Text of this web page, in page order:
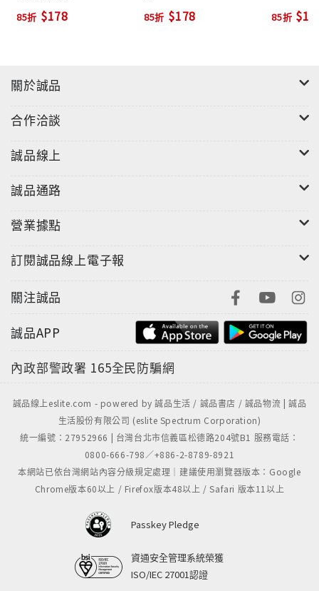
85折 $178 85折 $178 85折
關於誠品
合作洽談
誠品線上
誠品通路
營業據點
訂閱誠品線上電子報
關注誠品
誠品APP
內政部警政署 165全民防騙網
誠品線上eslite.com - powered by 誠品生活 / 誠品書店 / 誠品物流 | 誠品
生活股份有限公司 (eslite Spectrum Corporation)
統一編號：27952966 | 台灣台北市信義區松德路204號B1 服務電話：
0800-666-798／+886-2-8789-8921
本網站已依台灣網站內容分級規定處理｜建議使用瀏覽器版本：Google
Chrome版本60以上 / Firefox版本48以上 / Safari 版本11以上
Passkey Pledge
資通安全管理系統榮獲
ISO/IEC 27001認證